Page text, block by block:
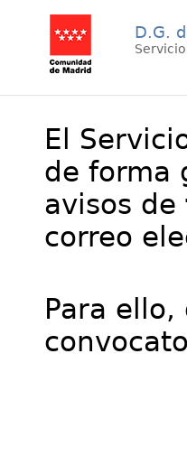
D.G.
El
de forma
avisos de
correo
Para